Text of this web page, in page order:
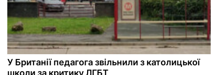
У Британії педагога звільнили з католицької
школи за критику ЛГБТ